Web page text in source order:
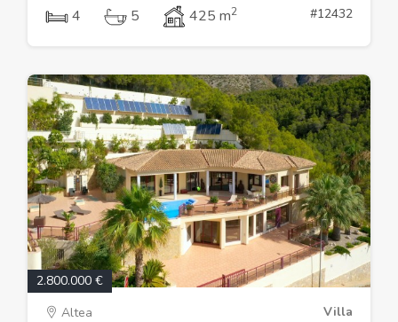
4 5 425 m2 #12432
2.800.000 €
Altea
Villa